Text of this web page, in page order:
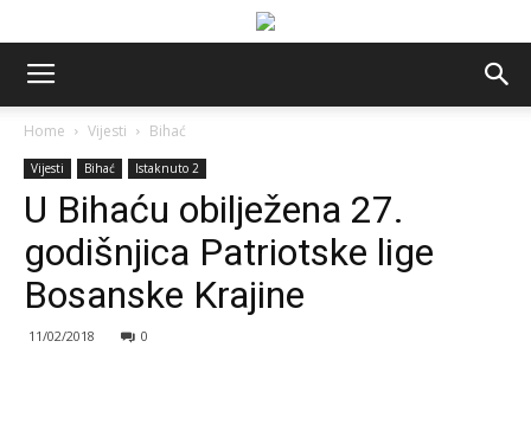
Home Vijesti Bihać
Vijesti Bihać Istaknuto 2
U Bihaću obilježena 27.
godišnjica Patriotske lige
Bosanske Krajine
11/02/2018 0